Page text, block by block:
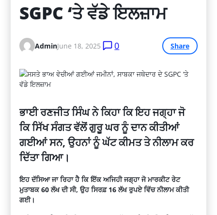
SGPC ‘ਤੇ ਵੱਡੇ ਇਲਜ਼ਾਮ
AdminJune 18, 2025 0 Share
ਭਾਈ ਰਣਜੀਤ ਸਿੰਘ ਨੇ ਕਿਹਾ ਕਿ ਇਹ ਜਗ੍ਹਾ ਜੋ
ਕਿ ਸਿੱਖ ਸੰਗਤ ਵੱਲੋਂ ਗੁਰੂ ਘਰ ਨੂੰ ਦਾਨ ਕੀਤੀਆਂ
ਗਈਆਂ ਸਨ, ਉਹਨਾਂ ਨੂੰ ਘੱਟ ਕੀਮਤ ਤੇ ਨੀਲਾਮ ਕਰ
ਦਿੱਤਾ ਗਿਆ।
ਇਹ ਦੱਸਿਆ ਜਾ ਰਿਹਾ ਹੈ ਕਿ ਇੱਕ ਅਜਿਹੀ ਜਗ੍ਹਾ ਜੋ ਮਾਰਕੀਟ ਰੇਟ
ਮੁਤਾਬਕ 60 ਲੱਖ ਦੀ ਸੀ, ਉਹ ਸਿਰਫ਼ 16 ਲੱਖ ਰੁਪਏ ਵਿੱਚ ਨੀਲਾਮ ਕੀਤੀ
ਗਈ।